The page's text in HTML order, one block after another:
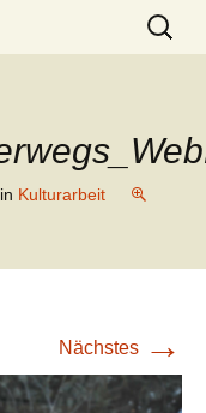
Suchen
nach:
in Kulturarbeit
Nächstes →